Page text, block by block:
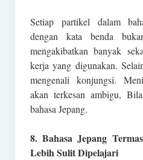
Setiap partikel dalam
dengan kata benda
mengakibatkan banyak
kerja yang digunakan.
mengenali konjungsi.
akan terkesan ambigu,
bahasa Jepang.
8. Bahasa Jepang
Lebih Sulit Dipelajari